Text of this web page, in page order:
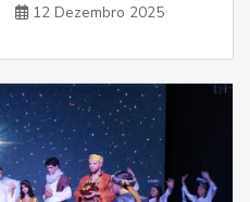
12 Dezembro 2025